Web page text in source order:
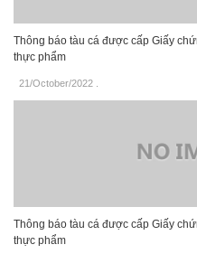
Thông báo tàu cá được cấp Giấy
thực phẩm
21/October/2022
Thông báo tàu cá được cấp Giấy
thực phẩm